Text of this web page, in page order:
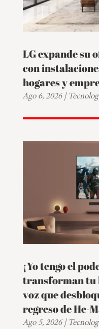
LG expande su
con
hogares y
Ago 6, 2026|
¡Yo tengo el
transforman tu
voz que
regreso de He-
Ago 5, 2026|